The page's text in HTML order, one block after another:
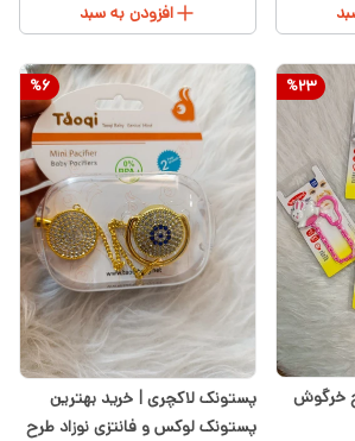
افزودن به سبد
%23
خرگوش
%6
پستونک لاکچری | خرید بهترین
پستونک لوکس و فانتزی نوزاد طرح